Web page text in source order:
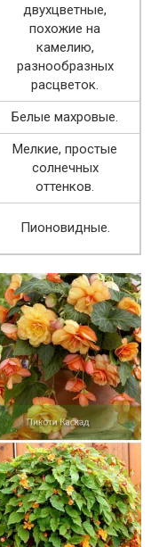
двухцветные,
похожие на
камелию,
разнообразных
расцветок.
Белые махровые.
Мелкие, простые
солнечных
оттенков.
Пионовидные.